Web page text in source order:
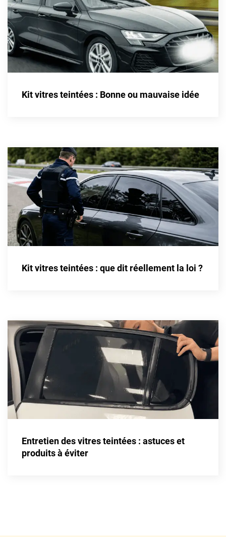
Byd
Cadillac
Changan
Chevrolet
Chrysler
Dacia
Daewoo
Daihatsu
Dodge
Dongfeng
Eagle
Fiat
Fisker
Ford
Foton
Kit vitres teintées : Bonne ou mauvaise idée
Kit vitres teintées : que dit réellement la loi ?
Entretien des vitres teintées : astuces et
produits à éviter